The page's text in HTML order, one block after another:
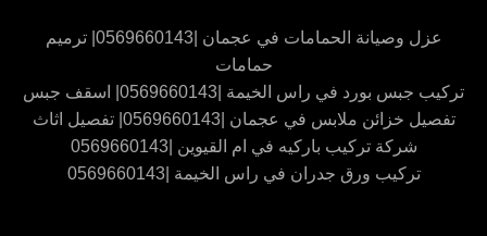
عزل وصيانة الحمامات في عجمان |0569660143| ترميم
حمامات
تركيب جبس بورد في راس الخيمة |0569660143| اسقف جبس
تفصيل خزائن ملابس في عجمان |0569660143| تفصيل اثاث
شركة تركيب باركيه في ام القيوين |0569660143
تركيب ورق جدران في راس الخيمة |0569660143